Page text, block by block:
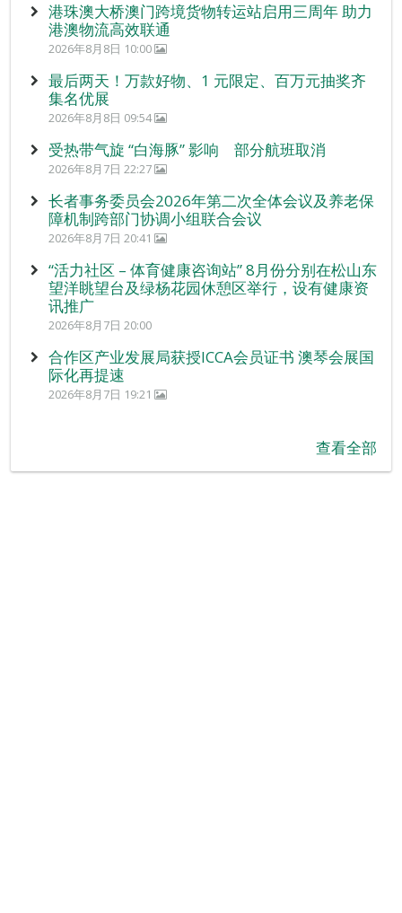
港珠澳大桥澳门跨境货物转运站启用三周年 助力
港澳物流高效联通
2026年8月8日 10:00
最后两天！万款好物、1 元限定、百万元抽奖齐
集名优展
2026年8月8日 09:54
受热带气旋 “白海豚” 影响 部分航班取消
2026年8月7日 22:27
长者事务委员会2026年第二次全体会议及养老保
障机制跨部门协调小组联合会议
2026年8月7日 20:41
“活力社区 – 体育健康咨询站” 8月份分别在松山东
望洋眺望台及绿杨花园休憩区举行，设有健康资
讯推广
2026年8月7日 20:00
合作区产业发展局获授ICCA会员证书 澳琴会展国
际化再提速
2026年8月7日 19:21
查看全部